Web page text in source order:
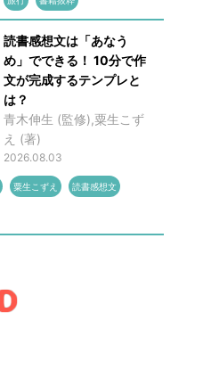
読書感想文は「あなう
め」でできる！ 10分で作
文が完成するテンプレと
は？
青木伸生 (監修),粟生こず
え (著)
2026.08.03
粟生こずえ 読書感想文